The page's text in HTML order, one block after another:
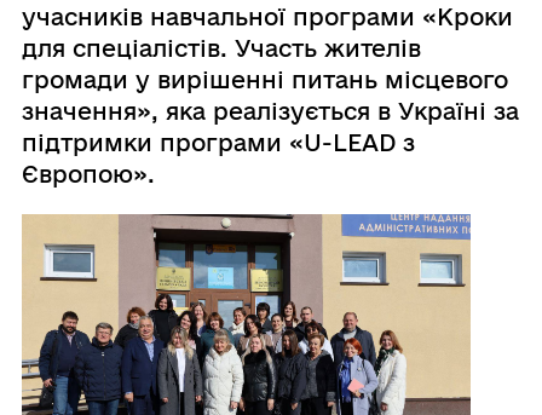
учасників навчальної програми «Кроки
для спеціалістів. Участь жителів
громади у вирішенні питань місцевого
значення», яка реалізується в Україні за
підтримки програми «U-LEAD з
Європою».